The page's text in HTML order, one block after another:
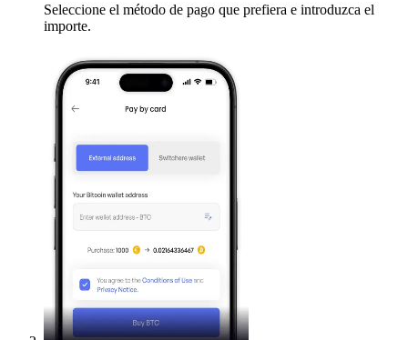
Seleccione el método de pago que prefiera e introduzca el
importe.